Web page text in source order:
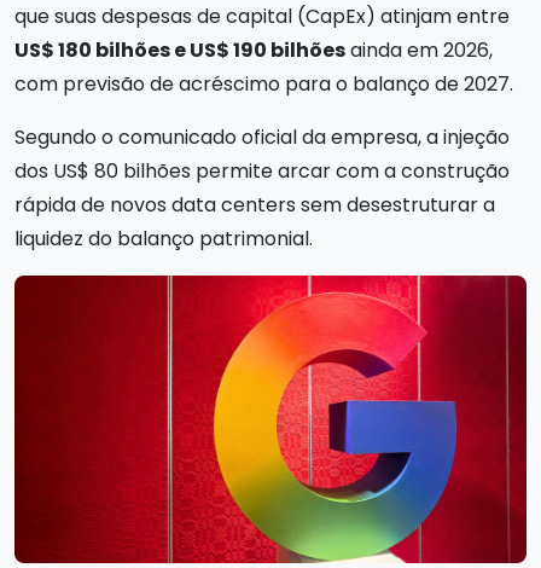
que suas despesas de capital (CapEx) atinjam entre
US$ 180 bilhões e US$ 190 bilhõesainda em 2026,
com previsão de acréscimo para o balanço de 2027.
Segundo o comunicado oficial da empresa, a injeção
dos US$ 80 bilhões permite arcar com a construção
rápida de novos data centers sem desestruturar a
liquidez do balanço patrimonial.